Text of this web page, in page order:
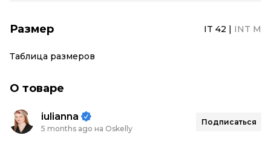
Размер IT 42 | INT M
Таблица размеров
О товаре
iulianna
5 months ago на Oskelly
Подписаться